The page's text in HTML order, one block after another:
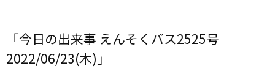
「今日の出来事 えんそくバス2525号
2022/06/23(木)」